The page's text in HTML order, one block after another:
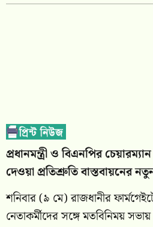
প্রধানমন্ত্রী ও বিএনপির
দেওয়া প্রতিশ্রুতি বাস্তবায়নের
শনিবার (৯ মে) রাজধানীর
নেতাকর্মীদের সঙ্গে মতবিনিময়